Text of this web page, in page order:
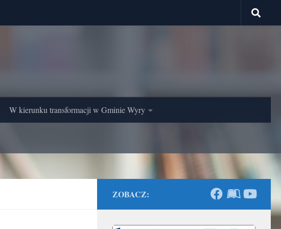
W kierunku transformacji w Gminie Wyry
ZOBACZ: